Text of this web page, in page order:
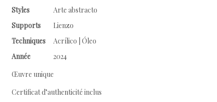
Styles
Arte abstracto
Supports
Lienzo
Techniques
Acrílico | Óleo
Année
2024
Œuvre unique
Certificat d’authenticité inclus